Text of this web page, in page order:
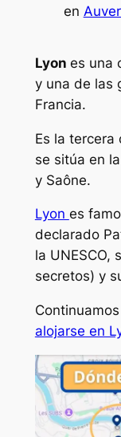
en
Lyon es una
y una de las
Francia.
Es la
se sitúa en
y Saône.
Lyon es
declarado
la UNESCO,
secretos) y
alojarse en